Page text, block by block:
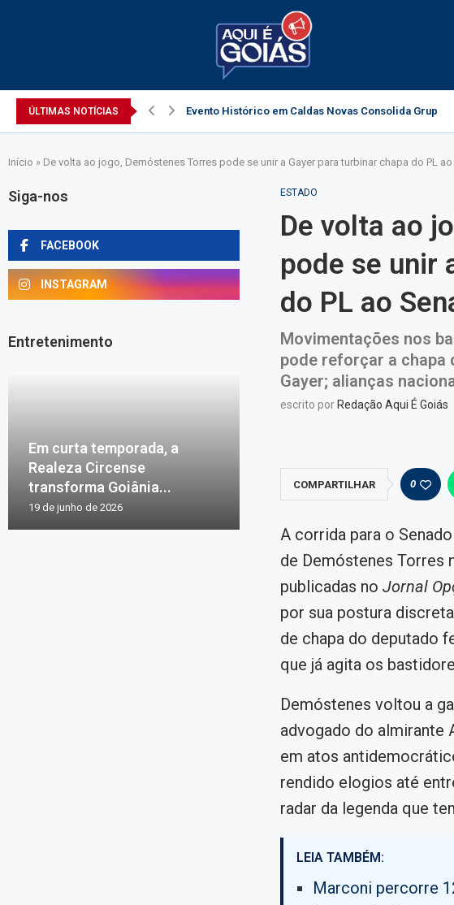
ÚLTIMAS NOTÍCIAS Evento Histórico em Caldas Novas Consolida Grupo
Início » De volta ao jogo, Demóstenes Torres pode se unir a Gayer para turbinar chapa do PL
ESTADO
De volta ao
pode se unir
do PL ao
Movimentações nos
pode reforçar a chapa
Gayer; alianças
escrito por Redação Aqui É Goiás
COMPARTILHAR 0
A corrida para o
de Demóstenes Torres
publicadas no Jornal
por sua postura
de chapa do deputado
que já agita os
Demóstenes voltou a
advogado do almirante
em atos
rendido elogios até
radar da legenda que
LEIA TAMBÉM:
Marconi percorre
Siga-nos
FACEBOOK
INSTAGRAM
Entretenimento
Em curta temporada, a
Realeza Circense
transforma Goiânia...
19 de junho de 2026